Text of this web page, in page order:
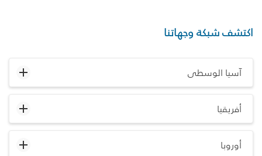
اكتشف شبكة وجهاتنا
آسيا الوسطى
أفريقيا
أوروبا